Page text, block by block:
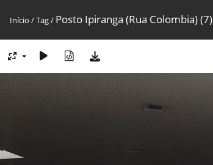
Início /Tag/ Posto Ipiranga (Rua Colombia) (7)